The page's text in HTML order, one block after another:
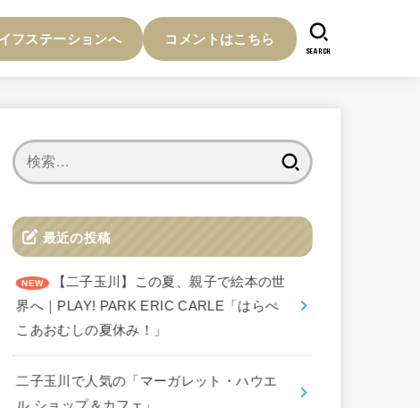
フステーションへ コメントはこちら
SEARCH
最近の投稿
【二子玉川】この夏、親子で絵本の世
界へ｜PLAY! PARK ERIC CARLE「はらぺ
こあおむしの夏休み！」
二子玉川で人気の「マーガレット・ハウエ
ル ショップ＆カフェ」